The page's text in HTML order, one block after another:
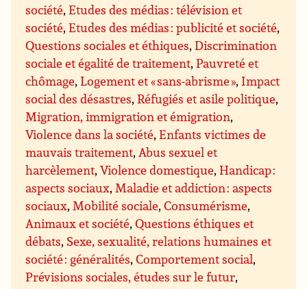
société,Etudes des médias : télévision et
société,Etudes des médias : publicité et société,
Questions sociales et éthiques,Discrimination
sociale et égalité de traitement,Pauvreté et
chômage,Logement et « sans-abrisme », Impact
social des désastres,Réfugiés et asile politique,
Migration, immigration et émigration,
Violence dans la société,Enfants victimes de
mauvais traitement,Abus sexuel et
harcèlement,Violence domestique,Handicap :
aspects sociaux,Maladie et addiction : aspects
sociaux,Mobilité sociale,Consumérisme,
Animaux et société,Questions éthiques et
débats, Sexe, sexualité, relations humaines et
société : généralités,Comportement social,
Prévisions sociales, études sur le futur,